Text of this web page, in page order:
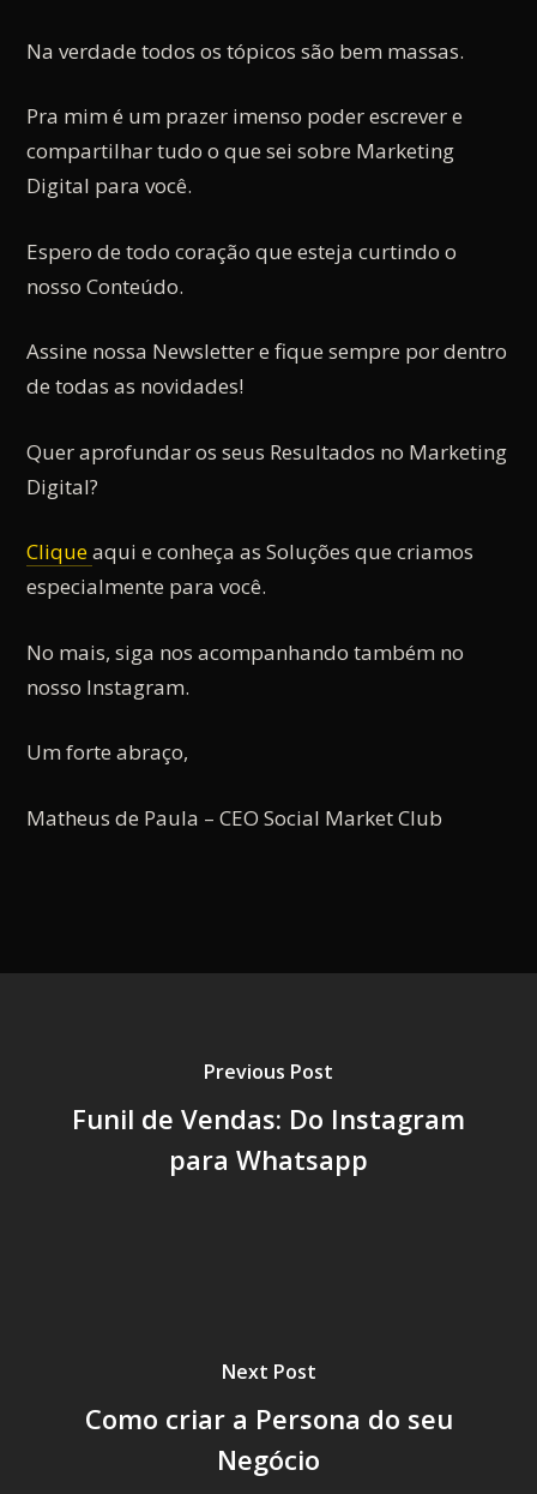
Na verdade todos os tópicos são bem massas.
Pra mim é um prazer imenso poder escrever e
compartilhar tudo o que sei sobre Marketing
Digital para você.
Espero de todo coração que esteja curtindo o
nosso Conteúdo.
Assine nossa Newsletter e fique sempre por dentro
de todas as novidades!
Quer aprofundar os seus Resultados no Marketing
Digital?
Cliqueaqui e conheça as Soluções que criamos
especialmente para você.
No mais, siga nos acompanhando também no
nosso Instagram.
Um forte abraço,
Matheus de Paula – CEO Social Market Club
Previous Post
Funil de Vendas: Do Instagram
para Whatsapp
Next Post
Como criar a Persona do seu
Negócio